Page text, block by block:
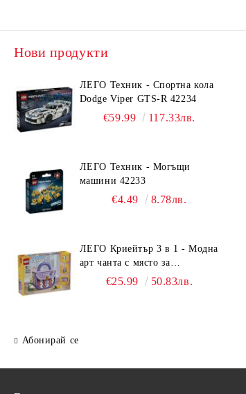
Нови продукти
ЛЕГО Техник - Спортна кола
Dodge Viper GTS-R 42234
€59.99 117.33лв.
ЛЕГО Техник - Могъщи
машини 42233
€4.49 8.78лв.
ЛЕГО Криейтър 3 в 1 - Модна
арт чанта с място за
съхранение 31391
€25.99 50.83лв.
Абонирай се